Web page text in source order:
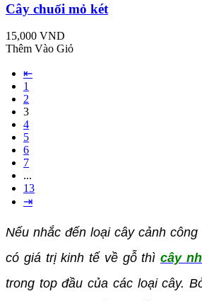
Cây chuối mỏ két
15,000 VND
Thêm Vào Giỏ
⇤
1
2
3
4
5
6
7
...
13
⇥
Nếu nhắc đến loại cây cảnh
có giá trị kinh tế về gỗ thì cây
trong top đầu của các loại cây.